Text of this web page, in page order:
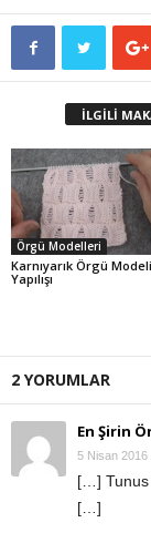
İLGİLİ
Örgü Modelleri
Karnıyarık Örgü Modeli
Yapılışı
2 YORUMLAR
En Şirin
5 Nisan 2016
[…] Tunus
[…]